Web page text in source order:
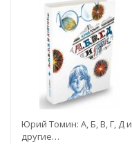
Юрий Томин: А, Б, В, Г, Д и
другие…